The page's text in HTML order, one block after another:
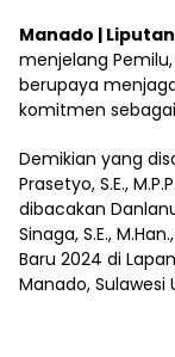
Manado |
menjelang
berupaya
komitmen
Demikian yang
Prasetyo, S.E.,
dibacakan
Sinaga, S.E.,
Baru 2024 di
Manado, Sulawesi